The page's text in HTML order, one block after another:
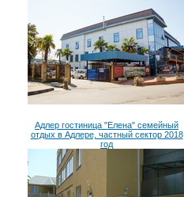
Адлер гостиница "Елена" семейный
отдых в Адлере, частный сектор 2018
год